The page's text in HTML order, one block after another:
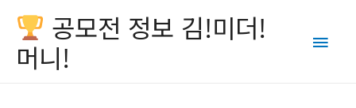
공모전 정보 김!미더!
머니!
Main